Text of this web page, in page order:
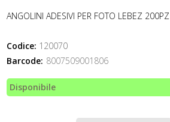
ANGOLINI ADESIVI PER FOTO LEBEZ 200PZ
Codice: 120070
Barcode: 8007509001806
Disponibile